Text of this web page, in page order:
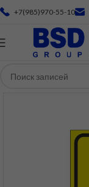
+7(985)970-55-10